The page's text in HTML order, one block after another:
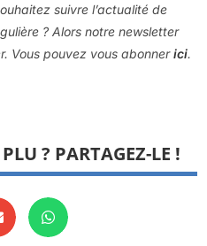
suivre l’actualité de
? Alors notre newsletter
Vous pouvez vous abonnerici.
? PARTAGEZ-LE !